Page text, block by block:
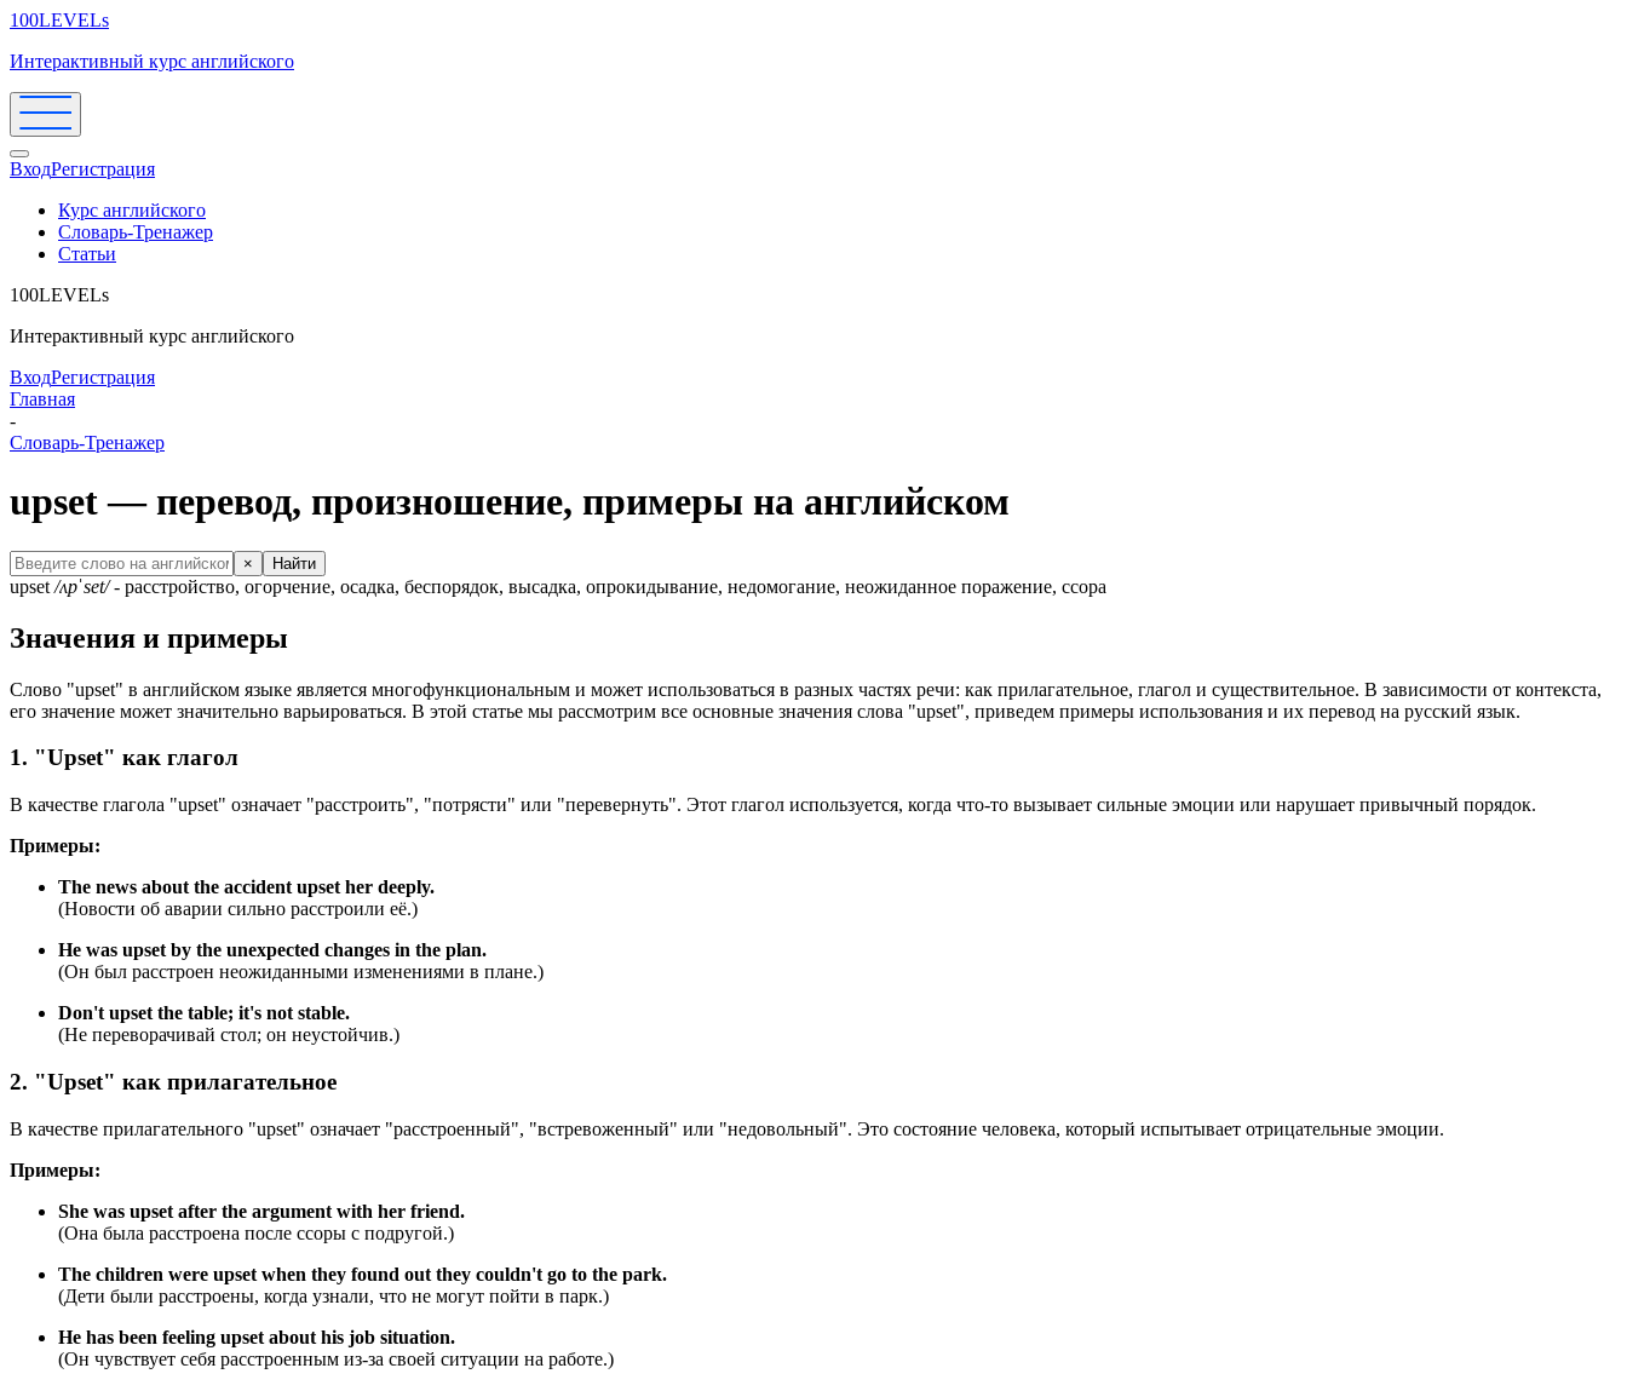
100LEVELs
Интерактивный курс английского
ВходРегистрация
Курс английского
Словарь-Тренажер
Статьи
100LEVELs
Интерактивный курс английского
ВходРегистрация
Главная
-
Словарь-Тренажер
upset — перевод, произношение, примеры на английском
× Найти
upset /ʌpˈset/- расстройство, огорчение, осадка, беспорядок, высадка, опрокидывание, недомогание, неожиданное поражение, ссора
Значения и примеры
Слово "upset" в английском языке является многофункциональным и может использоваться в разных частях речи: как прилагательное, глагол и существительное. В зависимости от контекста,
его значение может значительно варьироваться. В этой статье мы рассмотрим все основные значения слова "upset", приведем примеры использования и их перевод на русский язык.
1. "Upset" как глагол
В качестве глагола "upset" означает "расстроить", "потрясти" или "перевернуть". Этот глагол используется, когда что-то вызывает сильные эмоции или нарушает привычный порядок.
Примеры:
The news about the accident upset her deeply.
(Новости об аварии сильно расстроили её.)
He was upset by the unexpected changes in the plan.
(Он был расстроен неожиданными изменениями в плане.)
Don't upset the table; it's not stable.
(Не переворачивай стол; он неустойчив.)
2. "Upset" как прилагательное
В качестве прилагательного "upset" означает "расстроенный", "встревоженный" или "недовольный". Это состояние человека, который испытывает отрицательные эмоции.
Примеры:
She was upset after the argument with her friend.
(Она была расстроена после ссоры с подругой.)
The children were upset when they found out they couldn't go to the park.
(Дети были расстроены, когда узнали, что не могут пойти в парк.)
He has been feeling upset about his job situation.
(Он чувствует себя расстроенным из-за своей ситуации на работе.)